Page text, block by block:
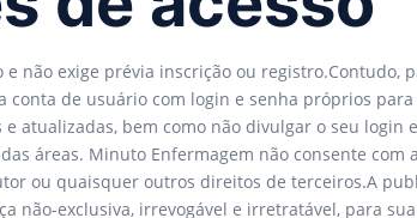
não exige prévia inscrição ou registro.Contudo,
de usuário com login e senha próprios
atualizadas, bem como não divulgar o seu login
áreas. Minuto Enfermagem não consente com
ou quaisquer outros direitos de terceiros.A
não-exclusiva, irrevogável e irretratável, para